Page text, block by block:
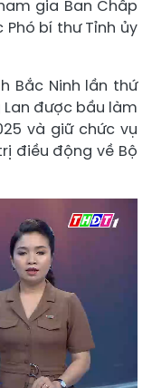
gia Ban Chấp
Phó bí thư Tỉnh ủy
Bắc Ninh lần thứ
được bầu làm
và giữ chức vụ
điều động về Bộ